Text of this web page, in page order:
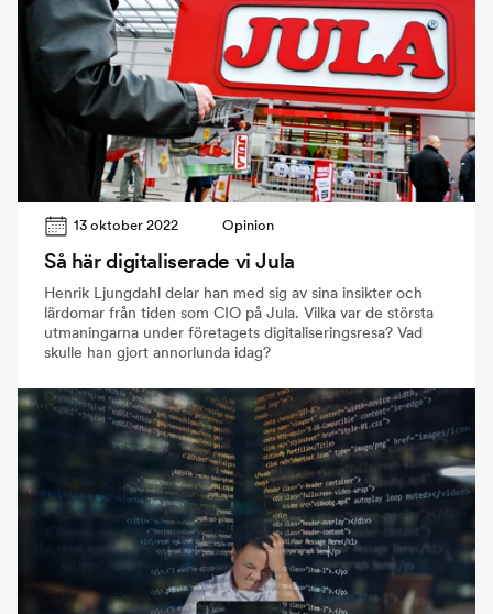
13 oktober 2022 Opinion
Så här digitaliserade vi Jula
Henrik Ljungdahl delar han med sig av sina insikter och
lärdomar från tiden som CIO på Jula. Vilka var de största
utmaningarna under företagets digitaliseringsresa? Vad
skulle han gjort annorlunda idag?